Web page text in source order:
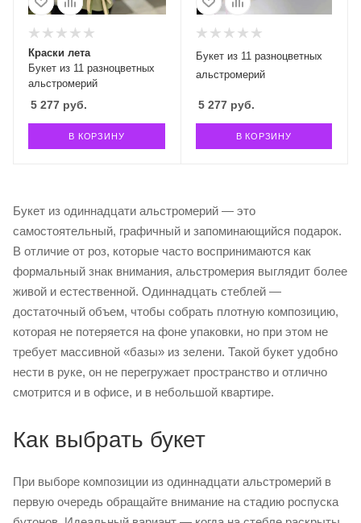
Букет из 11 разноцветных
альстромерий
Краски лета
5 277 руб.
В КОРЗИНУ
Букет из 11 разноцветных
альстромерий
5 277руб.
В КОРЗИНУ
Букет из одиннадцати альстромерий — это
самостоятельный, графичный и запоминающийся подарок.
В отличие от роз, которые часто воспринимаются как
формальный знак внимания, альстромерия выглядит более
живой и естественной. Одиннадцать стеблей —
достаточный объем, чтобы собрать плотную композицию,
которая не потеряется на фоне упаковки, но при этом не
требует массивной «базы» из зелени. Такой букет удобно
нести в руке, он не перегружает пространство и отлично
смотрится и в офисе, и в небольшой квартире.
Как выбрать букет
При выборе композиции из одиннадцати альстромерий в
первую очередь обращайте внимание на стадию роспуска